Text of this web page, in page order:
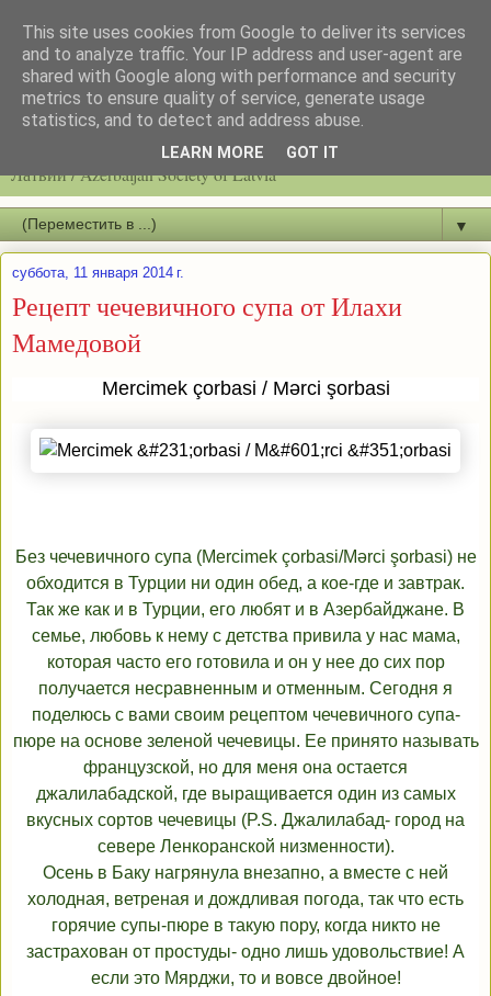
Latvijas azerbaidžāņu biedrību / Общество азербайджанцев
Латвии / Azerbaijan Society of Latvia
▼
суббота, 11 января 2014 г.
Рецепт чечевичного супа от Илахи
Мамедовой
Mercimek çorbasi / Mərci şorbasi
Без чечевичного супа (Mercimek çorbasi/Mərci şorbasi) не
обходится в Турции ни один обед, а кое-где и завтрак.
Так же как и в Турции, его любят и в Азербайджане. В
семье, любовь к нему с детства привила у нас мама,
которая часто его готовила и он у нее до сих пор
получается несравненным и отменным. Сегодня я
поделюсь с вами своим рецептом чечевичного супа-
пюре на основе зеленой чечевицы. Ее принято называть
французской, но для меня она остается
джалилабадской, где выращивается один из самых
вкусных сортов чечевицы (P.S. Джалилабад- город на
севере Ленкоранской низменности).
Осень в Баку нагрянула внезапно, а вместе с ней
холодная, ветреная и дождливая погода, так что есть
горячие супы-пюре в такую пору, когда никто не
застрахован от простуды- одно лишь удовольствие! А
если это Мярджи, то и вовсе двойное!
This site uses cookies from Google to deliver its services
and to analyze traffic. Your IP address and user-agent are
shared with Google along with performance and security
metrics to ensure quality of service, generate usage
statistics, and to detect and address abuse.
LEARN MORE GOT IT